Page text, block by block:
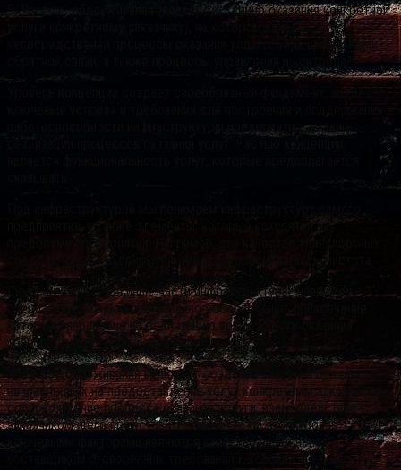
3. Уровень обслуживания (непосредственно оказания конкретной
услуги конкретному заказчику), на котором находятся
непосредственно процессы оказания услуг, сбора информации
обратной связи, а также процессы управления и контроля.
работоспособности инфраструктуры предприятия, а также
реализации процессов оказания услуг. Частью концепции
предприятия, а также элементы, которые находятся за
пределами предприятия. Например, это качество транспортных
средств, качество покрытия дорог, их освещенность, чистота.
Сюда же относятся иные части инфраструктуры, например,
специализированное программное обеспечение, привлечение
которых направлено на реализацию возможности оказания
транспортно-логистических услуг.
Уровень обслуживания включает создание системы процессов,
направленных на предоставление услуг конкретным заказчикам,
сопровождение процесса оказания услуги, взаимодействие с
заказчиком и его представителями и т.п. На этом уровне
ключевыми факторами являются качество выполнения
поставщиком оговоренных требований и условий, а также